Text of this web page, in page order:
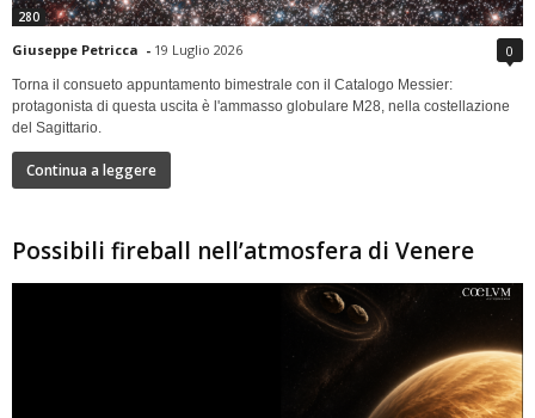
280
Giuseppe Petricca - 19 Luglio 2026 0
Torna il consueto appuntamento bimestrale con il Catalogo Messier:
protagonista di questa uscita è l'ammasso globulare M28, nella costellazione
del Sagittario.
Continua a leggere
Possibili fireball nell’atmosfera di Venere